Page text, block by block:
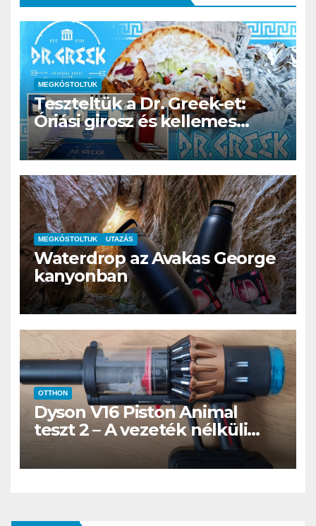
MEGKÓSTOLTUK
Teszteltük a Dr. Greek-et:
Óriási girosz és kellemes
kerthelyiség Csepel szívében
MEGKÓSTOLTUK UTAZÁS
Waterdrop az Avakas George
kanyonban
OTTHON
Dyson V16 Piston Animal
teszt 2 – A vezeték nélküli
porszívó, ami új szintre emeli
a kutyaszőr eltávolítást